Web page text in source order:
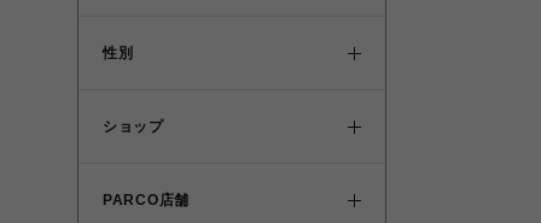
性別
ショップ
PARCO店舗